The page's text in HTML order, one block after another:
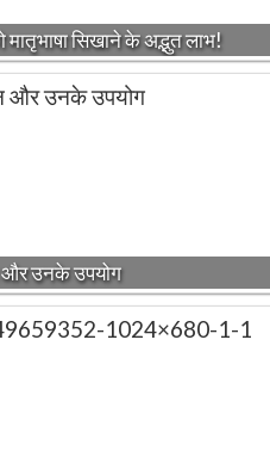
मातृभाषा सिखाने के अद्भुत लाभ!
उनके उपयोग